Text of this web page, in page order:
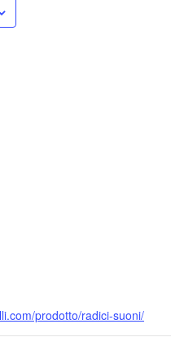
prodotto/radici-suoni/